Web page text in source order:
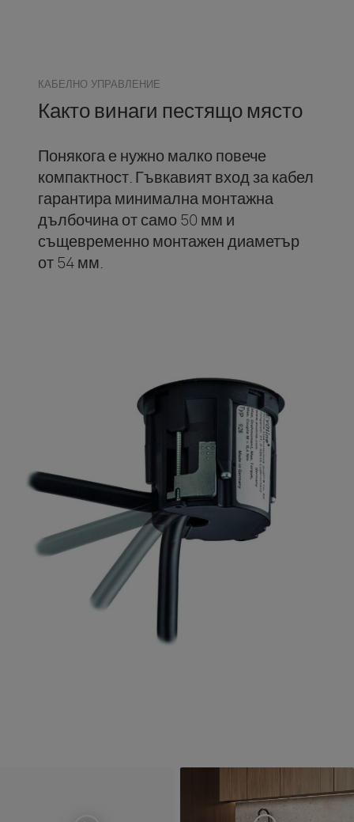
КАБЕЛНО УПРАВЛЕНИЕ
Както винаги пестящо място
Понякога е нужно малко повече
компактност. Гъвкавият вход за кабел
гарантира минимална монтажна
дълбочина от само 50 мм и
същевременно монтажен диаметър
от 54 мм.